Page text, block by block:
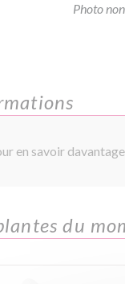
Photo
en savoir
du